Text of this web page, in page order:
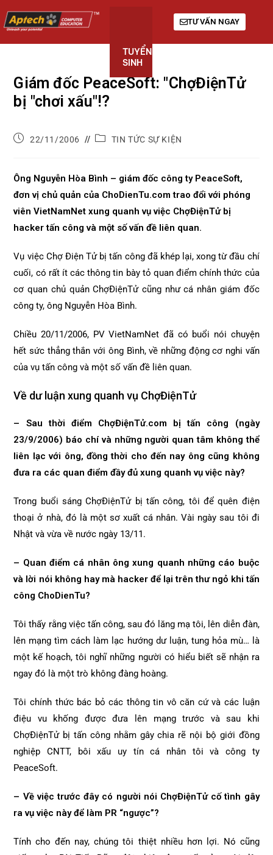
TUYỂN
SINH
TƯ VẤN NGAY
Giám đốc PeaceSoft: "ChợĐiệnTử
bị "chơi xấu"!?
22/11/2006 TIN TỨC SỰ KIỆN
Ông Nguyễn Hòa Bình – giám đốc công ty PeaceSoft,
đơn vị chủ quản của ChoDienTu.com trao đổi với phóng
viên VietNamNet xung quanh vụ việc ChợĐiệnTử bị
hacker tấn công và một số vấn đề liên quan.
Vụ việc Chợ Điện Tử bị tấn công đã khép lại, xong từ đầu chí
cuối, có rất ít các thông tin bày tỏ quan điểm chính thức của
cơ quan chủ quản ChợĐiệnTử cũng như cá nhân giám đốc
công ty, ông Nguyễn Hòa Bình.
Chiều 20/11/2006, PV VietNamNet đã có buổi nói chuyện
hết sức thẳng thắn với ông Bình, về những động cơ nghi vấn
của vụ tấn công và một số vấn đề liên quan.
Về dư luận xung quanh vụ ChợĐiệnTử
– Sau thời điểm ChợĐiệnTử.com bị tấn công (ngày
23/9/2006) báo chí và những người quan tâm không thể
liên lạc với ông, đồng thời cho đến nay ông cũng không
đưa ra các quan điểm đầy đủ xung quanh vụ việc này?
Trong buổi sáng ChợĐiệnTử bị tấn công, tôi để quên điện
thoại ở nhà, đó là một sơ xuất cá nhân. Vài ngày sau tôi đi
Nhật và vừa về nước ngày 13/11.
– Quan điểm cá nhân ông xung quanh những cáo buộc
và lời nói không hay mà hacker để lại trên thư ngỏ khi tấn
công ChoDienTu?
Tôi thấy rằng việc tấn công, sau đó lăng mạ tôi, lên diễn đàn,
lên mạng tìm cách làm lạc hướng dư luận, tung hỏa mù… là
một kế hoạch, tôi nghĩ những người có hiểu biết sẽ nhận ra
ngay đó là một trò không đàng hoàng.
Tôi chính thức bác bỏ các thông tin vô căn cứ và các luận
điệu vu khống được đưa lên mạng trước và sau khi
ChợĐiệnTử bị tấn công nhằm gây chia rẽ nội bộ giới đồng
nghiệp CNTT, bôi xấu uy tín cá nhân tôi và công ty
PeaceSoft.
– Về việc trước đây có người nói ChợĐiệnTử cố tình gây
ra vụ việc này để làm PR “ngược”?
Tính cho đến nay, chúng tôi thiệt nhiều hơn lợi. Nó cũng